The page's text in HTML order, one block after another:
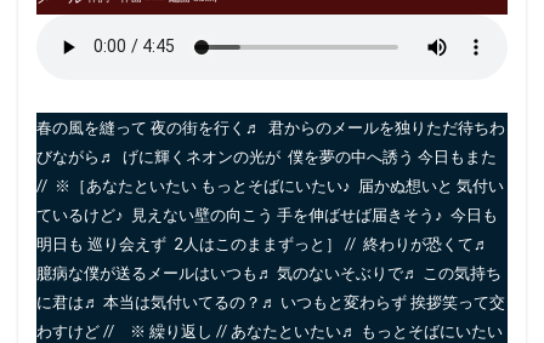
春の風を縫って 夜の街を行く♬ 君からのメールを独りただ待ちわ
びながら♬ げに輝くネオンの光が 僕を夢の中へ誘う 今日もまた
// ※［あなたといたい もっとそばにいたい♪ 届かぬ想いと 気付い
ているけど♪ 見えない壁の向こう 手を伸ばせば届きそう♪ 今日も
明日も 巡り会えず 2人はこのままずっと］ // 終わりが恐くて♬
臆病な僕が送るメールはいつも♬ 気のないそぶりで♬ この気持ち
に君は♬ 本当は気付いてるの？♬ いつもと変わらず 挨拶笑って交
わすけど // ※ 繰り返し // あなたといたい♬ もっとそばにいたい